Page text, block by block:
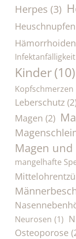
Herpes (3)
Heuschnupfen
Hämorrhoiden
Infektanfälligkeit
Kinder(10)
Kopfschmerzen
Leberschutz
Magen (2)
Magen und
mangelhafte
Neurosen (1)
Osteoporose